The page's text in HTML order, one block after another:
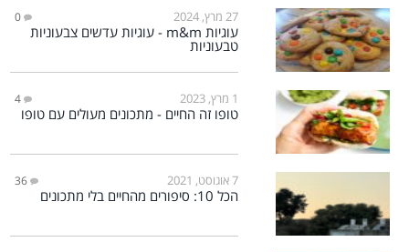
27 מרץ, 2024 0
עוגיות m&m - עוגיות עדשים צבעוניות
טבעוניות
1 מרץ, 2023 4
טופו זה החיים - מתכונים מעולים עם טופו
7 אוגוסט, 2021 36
הכל 10: סיפורים מהחיים בלי מתכונים